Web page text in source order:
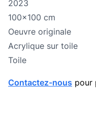
Année de réalisation
2023
Dimensions
100x100 cm
Oeuvre originale
Oeuvre originale
Technique
Acrylique sur toile
Technique
Toile
Contactez-nous pour